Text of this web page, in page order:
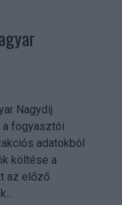
Nagydíj
a fogyasztói
adatokból
költése a
az előző